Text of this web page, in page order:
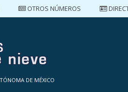
OTROS NÚMEROS
DE MÉXICO